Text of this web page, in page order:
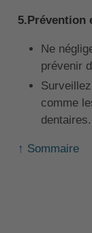
5.Prévention
Ne
prévenir
comme
dentaires.
↑ Sommaire